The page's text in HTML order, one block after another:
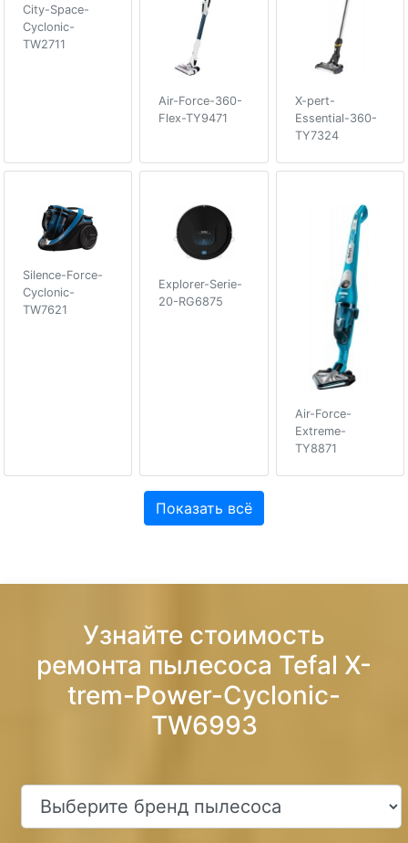
City-Space-
Cyclonic-
TW2711
Air-Force-360-
Flex-TY9471
X-pert-
Essential-360-
TY7324
Silence-Force-
Cyclonic-
TW7621
Explorer-Serie-
20-RG6875
Air-Force-
Extreme-
TY8871
Показать всё
Узнайте стоимость
ремонта пылесоса Tefal X-
trem-Power-Cyclonic-
TW6993